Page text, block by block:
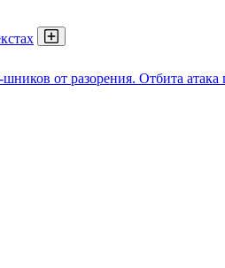
от разорения. Отбита